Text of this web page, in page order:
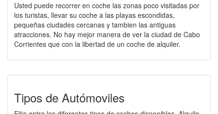
Usted puede recorrer en coche las zonas poco visitadas por
los turistas, llevar su coche a las playas escondidas,
pequeñas ciudades cercanas y tambien las antiguas
atracciones. No hay mejor manera de ver la ciudad de Cabo
Corrientes que con la libertad de un coche de alquiler.
Tipos de Autómoviles